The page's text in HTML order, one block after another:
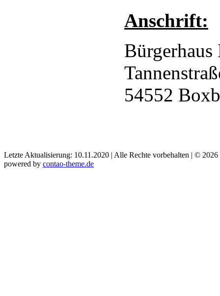
Anschrift:
Bürgerhaus
54552
Letzte Aktualisierung: 10.11.2020 | Alle Rechte vorbehalten | © 2026
powered by contao-theme.de